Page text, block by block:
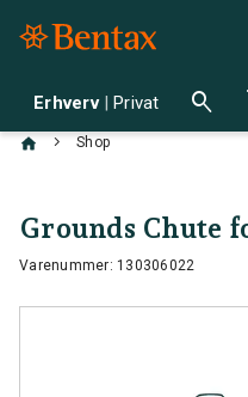
Erhverv | Privat search
chevron_right Shop
Grounds Chute
Varenummer: 130306022